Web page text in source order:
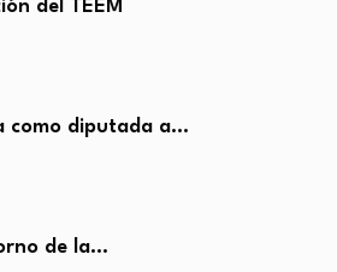
del TEEM
como diputada a…
de la…